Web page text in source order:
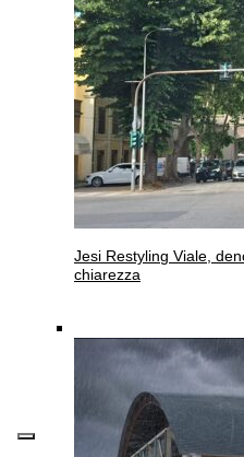
Jesi Restyling Viale,
chiarezza